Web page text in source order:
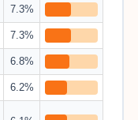
7.3%
7.3%
6.8%
6.2%